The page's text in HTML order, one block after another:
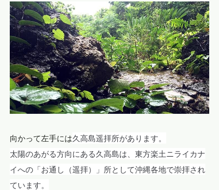
向かって左手には久高島遥拝所があります。
太陽のあがる方向にある久高島は、東方楽土ニライカナ
イへの「お通し（遥拝）」所として沖縄各地で崇拝され
ています。